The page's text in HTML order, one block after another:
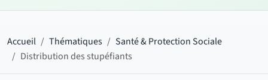
Accueil Thématiques
Santé & Protection Sociale
Distribution des stupéfiants